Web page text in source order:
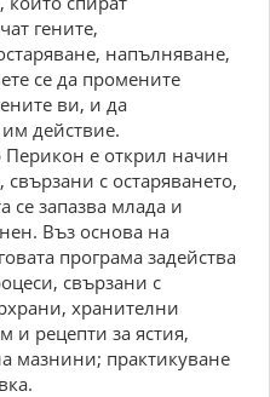
гените,
напълняване,
се да промените
ви, и да
действие.
Перикон е открил начин
с остаряването,
се запазва млада и
Въз основа на
програма задейства
свързани с
хранителни
и рецепти за ястия,
мазнини; практикуване